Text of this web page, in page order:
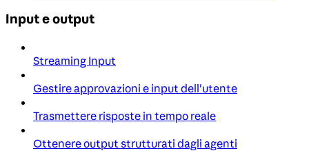
Input e output
Streaming Input
Gestire approvazioni e input dell'utente
Trasmettere risposte in tempo reale
Ottenere output strutturati dagli agenti